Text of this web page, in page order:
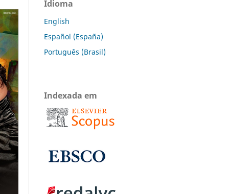
Idioma
English
Español (España)
Português (Brasil)
Indexada em